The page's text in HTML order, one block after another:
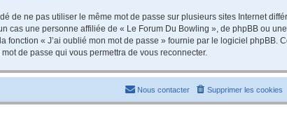
de ne pas utiliser le même mot de passe sur plusieurs sites Internet
une personne affiliée de « Le Forum Du Bowling », de phpBB ou
« J’ai oublié mon mot de passe » fournie par le logiciel phpBB.
de passe qui vous permettra de vous reconnecter.
Supprimer les cookies
Nous contacter